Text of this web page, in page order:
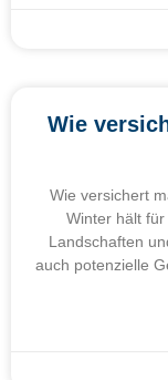
Wie
Wie versichert
Winter hält
Landschaften
auch potenzielle